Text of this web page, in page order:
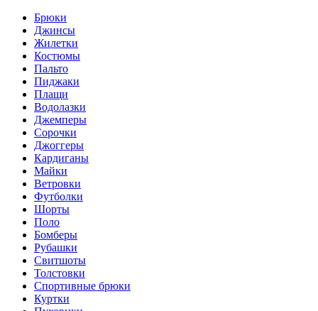
Брюки
Джинсы
Жилетки
Костюмы
Пальто
Пиджаки
Плащи
Водолазки
Джемперы
Сорочки
Джоггеры
Кардиганы
Майки
Ветровки
Футболки
Шорты
Поло
Бомберы
Рубашки
Свитшоты
Толстовки
Спортивные брюки
Куртки